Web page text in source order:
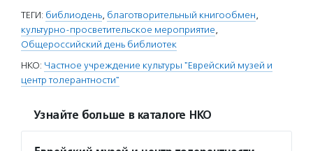
ТЕГИ: библиодень, благотворительный книгообмен,
культурно-просветительское мероприятие,
Общероссийский день библиотек
НКО: Частное учреждение культуры "Еврейский музей и
центр толерантности"
Узнайте больше в каталоге НКО